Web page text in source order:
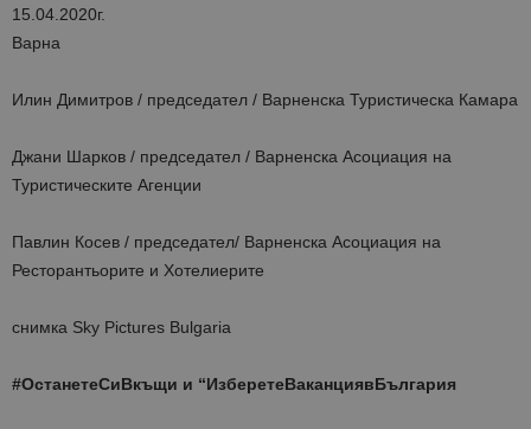
15.04.2020г.
Варна
Илин Димитров / председател / Варненска Туристическа Камара
Джани Шарков / председател / Варненска Асоциация на
Туристическите Агенции
Павлин Косев / председател/ Варненска Асоциация на
Ресторантьорите и Хотелиерите
снимка Sky Pictures Bulgaria
#ОстанетеСиВкъщи и “ИзберетеВаканциявБългария